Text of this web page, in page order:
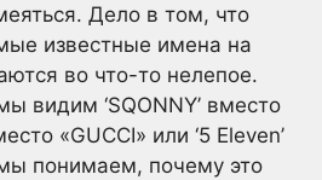
Дело в том, что
известные имена на
во что-то нелепое.
видим ‘SQONNY’ вместо
«GUCCI» или ‘5 Eleven’
мы понимаем, почему это